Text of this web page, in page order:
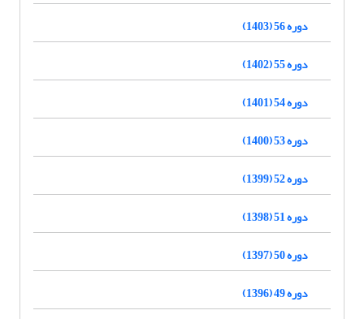
دوره 56 (1403)
دوره 55 (1402)
دوره 54 (1401)
دوره 53 (1400)
دوره 52 (1399)
دوره 51 (1398)
دوره 50 (1397)
دوره 49 (1396)